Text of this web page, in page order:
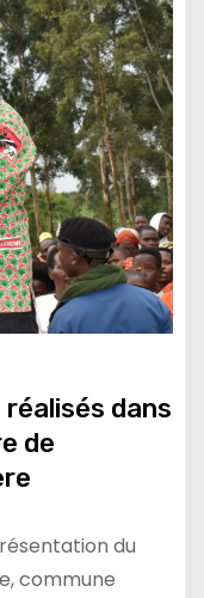
dans
de
du
commune